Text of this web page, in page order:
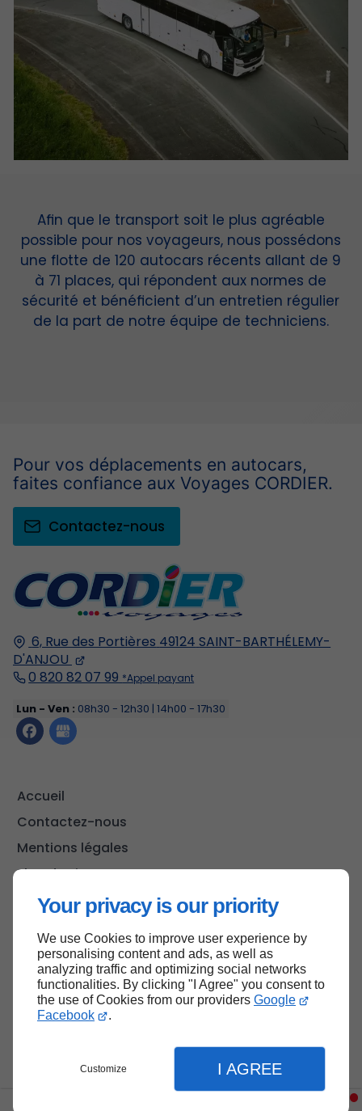
Your privacy is our priority
We use Cookies to improve user experience by
personalising content and ads, as well as
analyzing traffic and optimizing social networks
functionalities. By clicking "I Agree" you consent to
the use of Cookies from our providers Google
Facebook
.
Customize I AGREE
Afin que le transport soit le plus agréable
possible pour nos voyageurs, nous possédons
une flotte de 120 autocars récents allant de 9
à 71 places, qui répondent aux normes de
sécurité et bénéficient d’un entretien régulier
de la part de notre équipe de techniciens.
6, Rue des Portières 49124 SAINT-BARTHÉLEMY-
D'ANJOU
0 820 82 07 99 *Appel payant
Lun - Ven : 08h30 - 12h30 | 14h00 - 17h30
Accueil
Contactez-nous
Mentions légales
Plan du site
Pour vos déplacements en autocars,
faites confiance aux Voyages CORDIER.
Contactez-nous
Haut de page